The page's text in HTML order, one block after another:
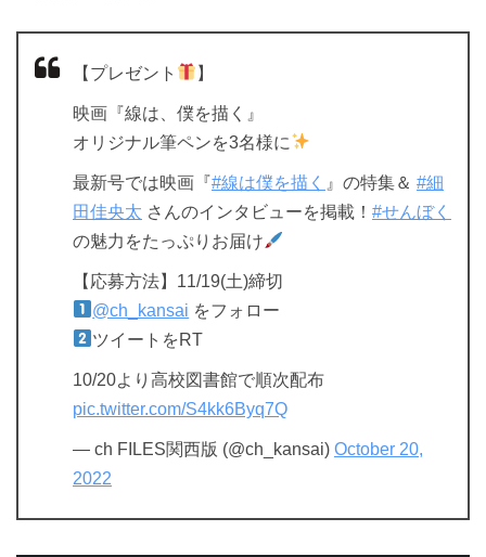
【プレゼント 】
映画『線は、僕を描く』
オリジナル筆ペンを3名様に
最新号では映画『#線は僕を描く 』の特集＆ #細
田佳央太 さんのインタビューを掲載！ #せんぼく
の魅力をたっぷりお届け
【応募方法】11/19(土)締切
@ch_kansai をフォロー
ツイートをRT
10/20より高校図書館で順次配布
pic.twitter.com/S4kk6Byq7Q
— ch FILES関西版 (@ch_kansai) October 20,
2022